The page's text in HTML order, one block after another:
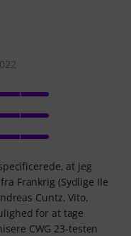
at jeg
Frankrig (Sydlige Ile
Cuntz, Vito,
for at tage
CWG 23-testen